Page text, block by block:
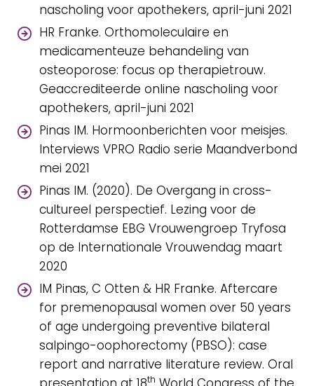
nascholing voor apothekers, april-juni 2021
HR Franke. Orthomoleculaire en
medicamenteuze behandeling van
osteoporose: focus op therapietrouw.
Geaccrediteerde online nascholing voor
apothekers, april-juni 2021
Pinas IM. Hormoonberichten voor meisjes.
Interviews VPRO Radio serie Maandverbond
mei 2021
Pinas IM. (2020). De Overgang in cross-
cultureel perspectief. Lezing voor de
Rotterdamse EBG Vrouwengroep Tryfosa
op de Internationale Vrouwendag maart
2020
IM Pinas, C Otten & HR Franke. Aftercare
for premenopausal women over 50 years
of age undergoing preventive bilateral
salpingo-oophorectomy (PBSO): case
report and narrative literature review. Oral
th